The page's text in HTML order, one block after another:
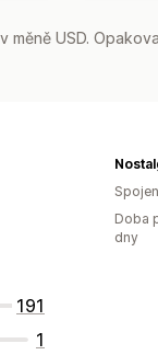
měně USD.
191
1
Doba
dny